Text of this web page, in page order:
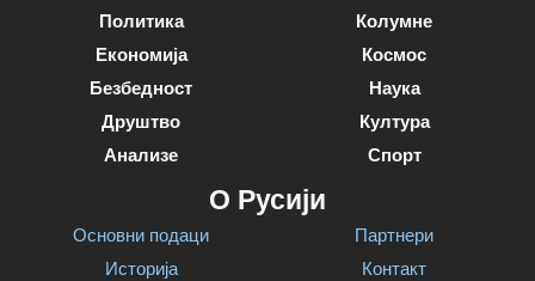
Политика
Економија
Безбедност
Друштво
Анализе
Колумне
Космос
Наука
Култура
Спорт
О Русији
Основни подаци
Историја
Партнери
Контакт